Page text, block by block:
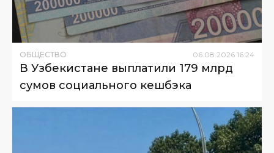
ОБЩЕСТВО 06 08 2026 16:24
В Узбекистане выплатили 179 млрд
сумов социального кешбэка